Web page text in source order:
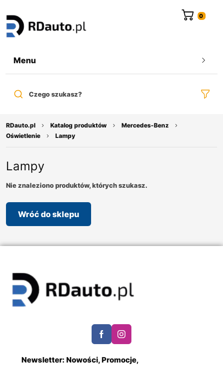
Menu
Czego szukasz?
RDauto.pl Katalog produktów
Mercedes-Benz
Oświetlenie
Lampy
Lampy
Nie znaleziono produktów, których szukasz.
Wróć do sklepu
Newsletter: Nowości, Promocje,